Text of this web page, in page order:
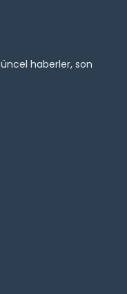
haberler, son